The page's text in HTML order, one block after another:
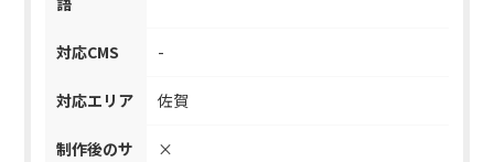
対応CMS -
対応エリア 佐賀
制作後のサ
×